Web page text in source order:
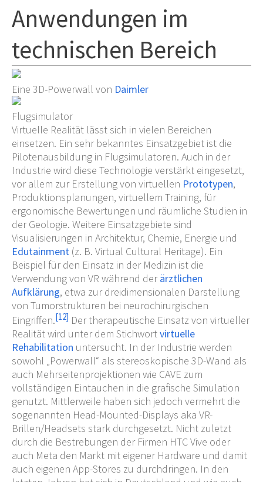
Anwendungen im
technischen Bereich
Eine 3D-Powerwall von Daimler
Flugsimulator
Virtuelle Realität lässt sich in vielen Bereichen
einsetzen. Ein sehr bekanntes Einsatzgebiet ist die
Pilotenausbildung in Flugsimulatoren. Auch in der
Industrie wird diese Technologie verstärkt eingesetzt,
vor allem zur Erstellung von virtuellen Prototypen,
Produktionsplanungen, virtuellem Training, für
ergonomische Bewertungen und räumliche Studien in
der Geologie. Weitere Einsatzgebiete sind
Visualisierungen in Architektur, Chemie, Energie und
Edutainment (z. B. Virtual Cultural Heritage). Ein
Beispiel für den Einsatz in der Medizin ist die
Verwendung von VR während derärztlichen
Aufklärung, etwa zur dreidimensionalen Darstellung
von Tumorstrukturen bei neurochirurgischen
Eingriffen.[12] Der therapeutische Einsatz von virtueller
Realität wird unter dem Stichwortvirtuelle
Rehabilitation untersucht. In der Industrie werden
sowohl „Powerwall“ als stereoskopische 3D-Wand als
auch Mehrseitenprojektionen wie CAVE zum
vollständigen Eintauchen in die grafische Simulation
genutzt. Mittlerweile haben sich jedoch vermehrt die
sogenannten Head-Mounted-Displays aka VR-
Brillen/Headsets stark durchgesetzt. Nicht zuletzt
durch die Bestrebungen der Firmen HTC Vive oder
auch Meta den Markt mit eigener Hardware und damit
auch eigenen App-Stores zu durchdringen. In den